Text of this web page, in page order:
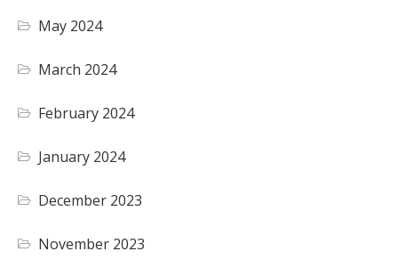
May 2024
March 2024
February 2024
January 2024
December 2023
November 2023